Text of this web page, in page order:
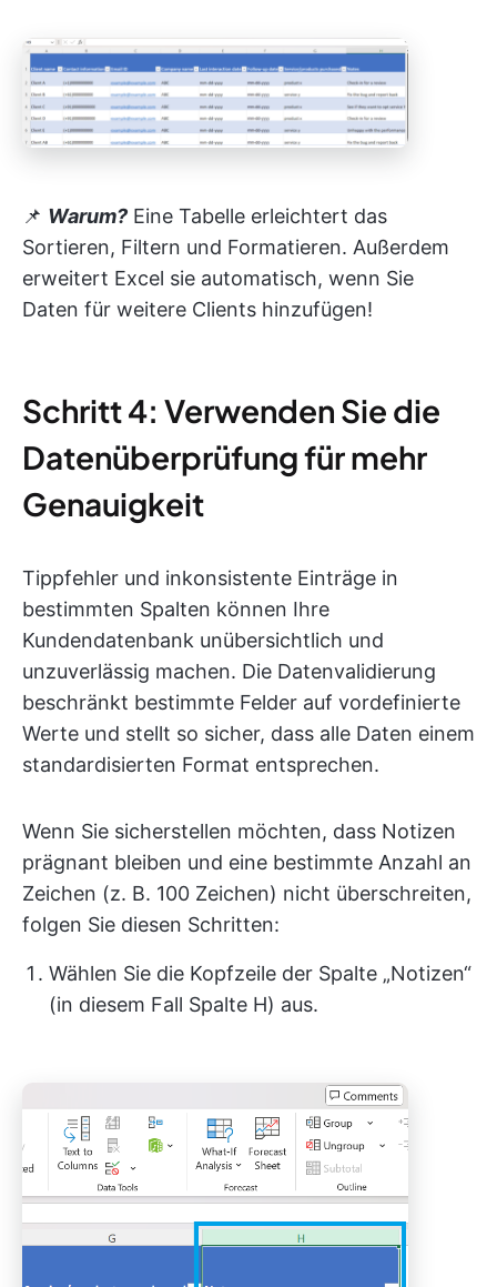
📌 Warum? Eine Tabelle erleichtert das
Sortieren, Filtern und Formatieren. Außerdem
erweitert Excel sie automatisch, wenn Sie
Daten für weitere Clients hinzufügen!
Schritt 4: Verwenden Sie die
Datenüberprüfung für mehr
Genauigkeit
Tippfehler und inkonsistente Einträge in
bestimmten Spalten können Ihre
Kundendatenbank unübersichtlich und
unzuverlässig machen. Die Datenvalidierung
beschränkt bestimmte Felder auf vordefinierte
Werte und stellt so sicher, dass alle Daten einem
standardisierten Format entsprechen.
Wenn Sie sicherstellen möchten, dass Notizen
prägnant bleiben und eine bestimmte Anzahl an
Zeichen (z. B. 100 Zeichen) nicht überschreiten,
folgen Sie diesen Schritten:
Wählen Sie die Kopfzeile der Spalte „Notizen“
(in diesem Fall Spalte H) aus.